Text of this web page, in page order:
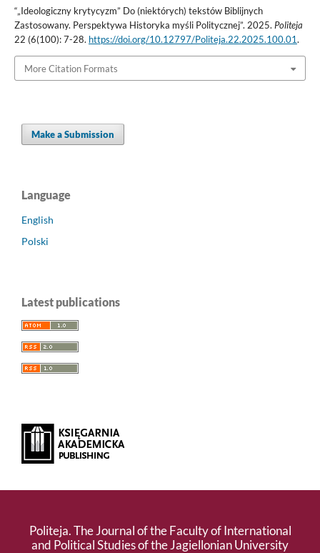
“„Ideologiczny krytycyzm” Do (niektórych) tekstów Biblijnych
Zastosowany. Perspektywa Historyka myśli Politycznej”. 2025. Politeja
22 (6(100): 7-28. https://doi.org/10.12797/Politeja.22.2025.100.01.
More Citation Formats
Make a Submission
Language
English
Polski
Latest publications
Politeja. The Journal of the Faculty of International
and Political Studies of the Jagiellonian University